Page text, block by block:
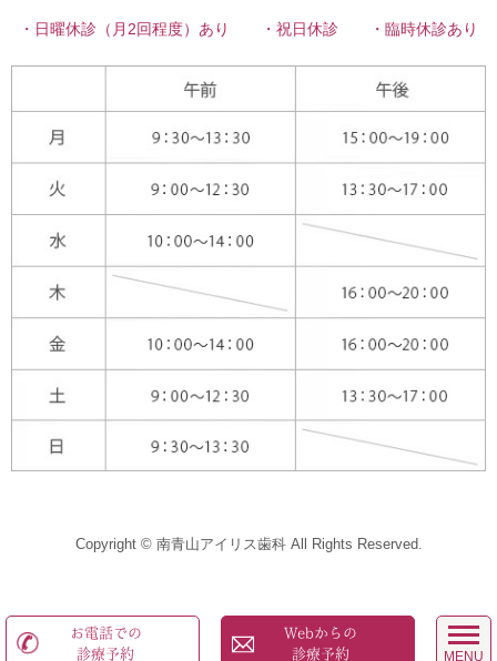
・日曜休診（月2回程度）あり ・祝日休診 ・臨時休診あり
Copyright © 南青山アイリス歯科 All Rights Reserved.
お電話での
診療予約
Webからの
診療予約